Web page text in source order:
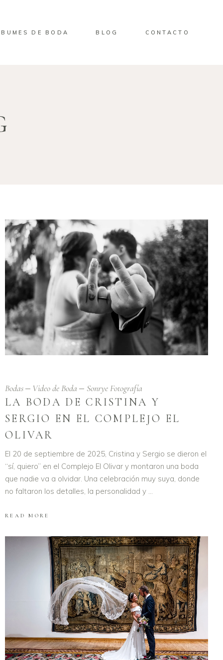
DE BODA BLOG CONTACTO
Bodas Video de Boda Sonrye Fotografía
LA BODA DE CRISTINA Y
SERGIO EN EL COMPLEJO EL
OLIVAR
El 20 de septiembre de 2025, Cristina y Sergio se dieron el
“sí, quiero” en el Complejo El Olivar y montaron una boda
que nadie va a olvidar. Una celebración muy suya, donde
no faltaron los detalles, la personalidad y
READ MORE